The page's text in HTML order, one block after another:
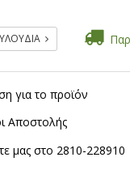
για το προϊόν
Αποστολής
μας στο 2810-228910